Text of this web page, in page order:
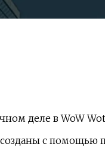
деле в WoW
с помощью